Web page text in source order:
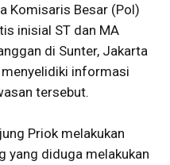
Komisaris Besar (Pol)
inisial ST dan MA
di Sunter, Jakarta
informasi
tersebut.
Priok melakukan
yang diduga melakukan